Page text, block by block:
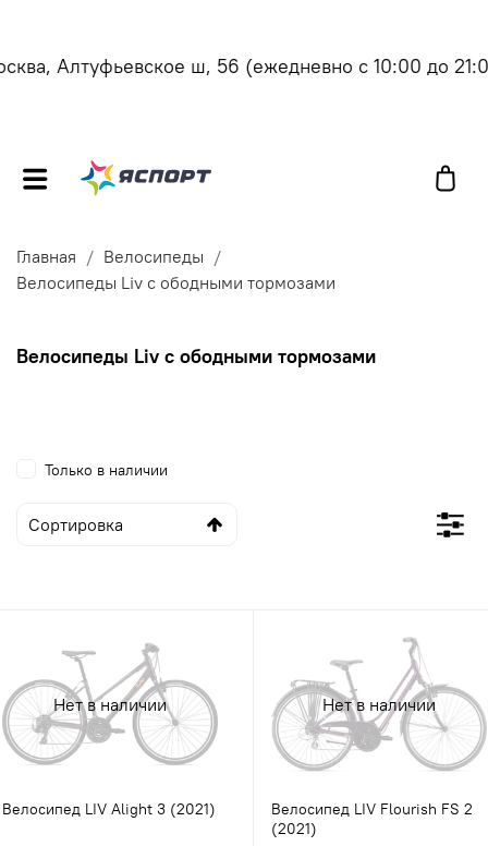
Алтуфьевское ш, 56(ежедневно с 10:00 до 21:00)
Главная
Велосипеды
Велосипеды Liv с ободными тормозами
Велосипеды Liv с ободными тормозами
Нет в наличии
Велосипед LIV Alight 3 (2021)
Нет в наличии
Велосипед LIV Flourish FS 2
(2021)
Только в наличии